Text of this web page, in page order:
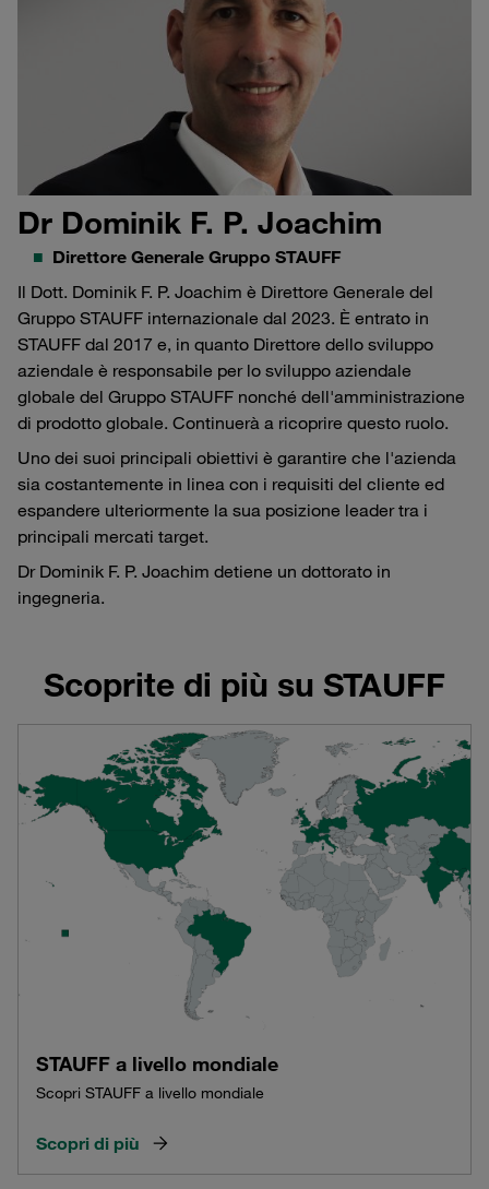
Dr Dominik F. P. Joachim
Direttore Generale Gruppo STAUFF
Il Dott. Dominik F. P. Joachim è Direttore Generale del
Gruppo STAUFF internazionale dal 2023. È entrato in
STAUFF dal 2017 e, in quanto Direttore dello sviluppo
aziendale è responsabile per lo sviluppo aziendale
globale del Gruppo STAUFF nonché dell'amministrazione
di prodotto globale. Continuerà a ricoprire questo ruolo.
Uno dei suoi principali obiettivi è garantire che l'azienda
sia costantemente in linea con i requisiti del cliente ed
espandere ulteriormente la sua posizione leader tra i
principali mercati target.
Dr Dominik F. P. Joachim detiene un dottorato in
ingegneria.
Scoprite di più su STAUFF
STAUFF a livello mondiale
Scopri STAUFF a livello mondiale
Scopri di più